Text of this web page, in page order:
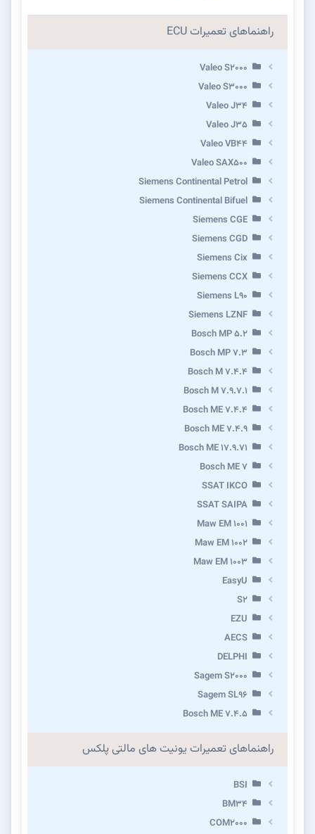
راهنماهای تعمیرات ECU
Valeo S2000
Valeo S3000
Valeo J34
Valeo J35
Valeo VB44
Valeo SAX500
Siemens Continental Petrol
Siemens Continental Bifuel
Siemens CGE
Siemens CGD
Siemens Cix
Siemens CCX
Siemens L90
Siemens LZNF
Bosch MP 5.2
Bosch MP 7.3
Bosch M 7.4.4
Bosch M 7.9.7.1
Bosch ME 7.4.4
Bosch ME 7.4.9
Bosch ME 17.9.71
Bosch ME 7
SSAT IKCO
SSAT SAIPA
Maw EM 1001
Maw EM 1002
Maw EM 1003
EasyU
S2
EZU
AECS
DELPHI
Sagem S2000
Sagem SL96
Bosch ME 7.4.5
راهنماهای تعمیرات یونیت های مالتی پلکس
BSI
BM34
COM2000